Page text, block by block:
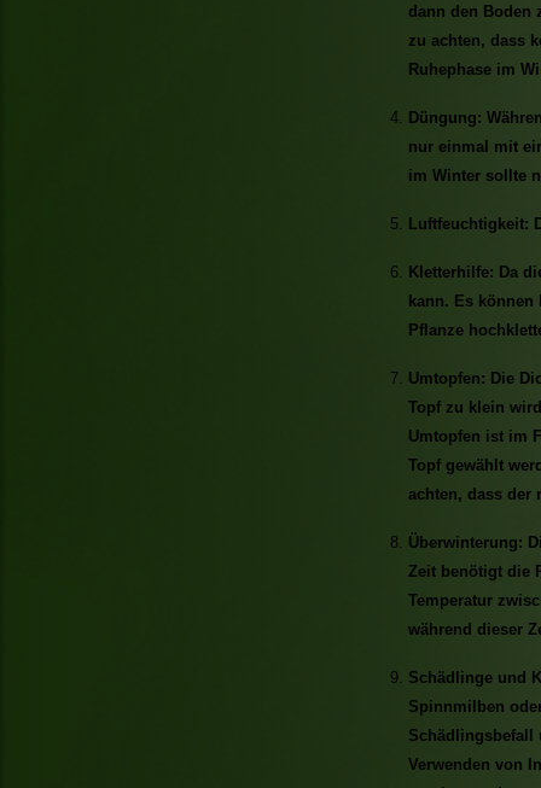
dann den Boden
zu achten, dass
Ruhephase im
Düngung:
nur einmal mit
im Winter sollte
Luftfeuchtigkeit:
Kletterhilfe: Da
kann. Es
Pflanze
Umtopfen: Die
Topf zu klein
Umtopfen ist im
Topf gewählt
achten, dass der
Überwinterung:
Zeit benötigt die
Temperatur
während dieser
Schädlinge und
Spinnmilben
Schädlingsbefall
Verwenden von